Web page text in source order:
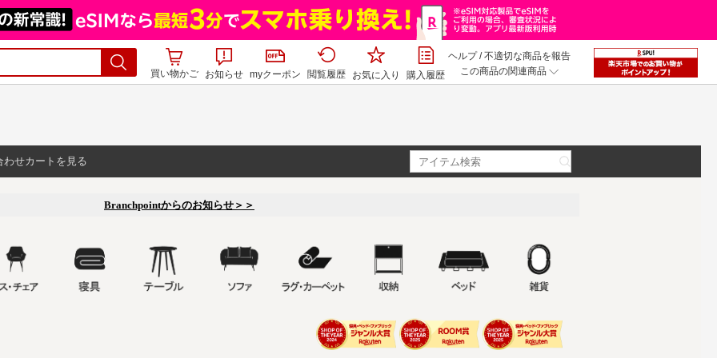
買い物かご お知らせ myクーポン 閲覧履歴 お気に入り 購入履歴
ヘルプ/不適切な商品を報告
この商品の関連商品